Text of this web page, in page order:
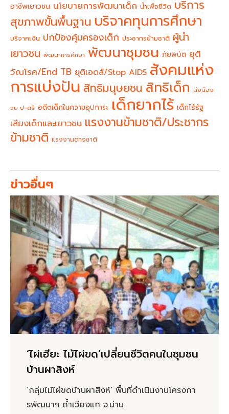
อาชีพเยาวชน นโยบายการพัฒนาเด็ก น้ำเพื่อชีวิต บริการ
สุขภาพขั้นพื้นฐาน บริจาคทุนการศึกษา
บริจาคเงิน ปกป้องคุ้มครองเด็ก ประชากรข้ามชาติ ผู้นำ
เยาวชน พัฒนาการศึกษา พัฒนาชุมชน ภัยพิบัติ ยุติ
วัณโรค/End TB ยุติเอดส์/Stop AIDS สังคมแห่ง
การแบ่งปัน สิทธิมนุษยชน สิทธิเด็ก ส่งน้อง
จบ ป-ตรี อดีตเด็กในความอุปการะ เด็กยากไร้ เด็กไร้รัฐ
เสียงเด็กและเยาวชน แรงงานข้ามชาติ/ประชากร
ข้ามชาติ แรงงานต่างชาติ
ข่าวอื่นๆ
‘ไผ่เฮียะ ไม้ไผ่ขด’เปลี่ยนชีวิตคนในชุมชน
บ้านผาสิงห์
‘กลุ่มไม้ไผ่ขดบ้านผาสิงห์’ พื้นที่ดำเนินงานโครงกา
รพัฒนาฯ ถ้ำเวียงแก จ.น่าน